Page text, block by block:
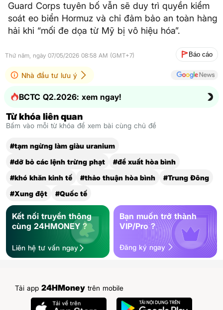
Guard Corps tuyên bố vẫn sẽ duy trì quyền kiểm
soát eo biển Hormuz và chỉ đảm bảo an toàn hàng
hải khi “mối đe dọa từ Mỹ bị vô hiệu hóa”.
Thứ năm, ngày 07/05/2026 08:58 AM (GMT+7) Báo cáo
Nhà đầu tư lưu ý
BCTC Q2.2026: xem ngay!
Từ khóa liên quan
Bấm vào mỗi từ khóa để xem bài cùng chủ đề
#tạm ngừng làm giàu uranium
#dỡ bỏ các lệnh trừng phạt
#đề xuất hòa bình
#khó khăn kinh tế
#thảo thuận hòa bình
#Trung Đông
#Xung đột
#Quốc tế
Kết nối truyền thông
cùng 24HMONEY ?
Liên hệ tư vấn ngay
Bạn muốn trở thành
VIP/Pro ?
Đăng ký ngay
Tải app 24HMoney trên mobile